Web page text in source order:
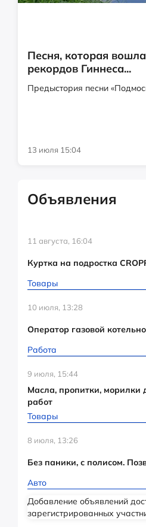
Песня, которая
рекордов Гиннеса...
Предыстория песни
13 июля 15:04
Объявления
11 августа, 16:04
Куртка на подростка
Товары
10 июля, 13:28
Оператор газовой
Работа
9 июля, 15:44
Масла, пропитки, морилки
работ
Товары
8 июля, 13:26
Без паники, с полисом.
Авто
Добавление объявлений
зарегистрированных